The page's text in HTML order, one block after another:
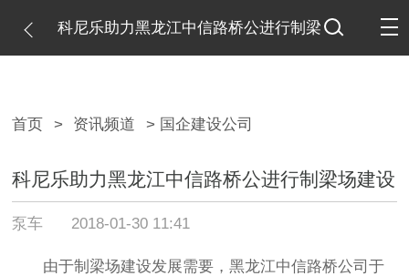
科尼乐助力黑龙江中信路桥公进行制梁
首页 > 资讯频道 > 国企建设公司
科尼乐助力黑龙江中信路桥公进行制梁场建设
泵车 2018-01-30 11:41
由于制梁场建设发展需要，黑龙江中信路桥公司于